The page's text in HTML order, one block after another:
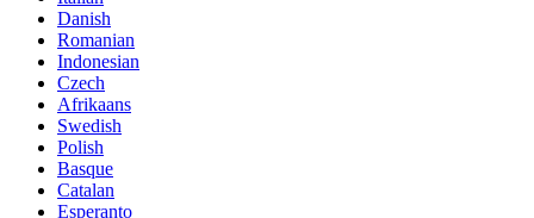
Danish
Romanian
Indonesian
Czech
Afrikaans
Swedish
Polish
Basque
Catalan
Esperanto